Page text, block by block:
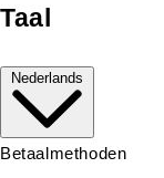
Taal
Nederlands
Betaalmethoden